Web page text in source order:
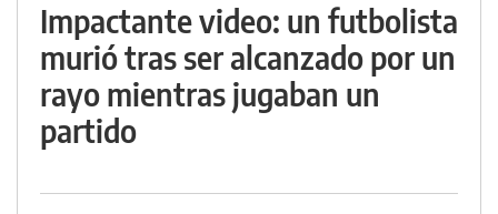
Impactante video: un futbolista
murió tras ser alcanzado por un
rayo mientras jugaban un
partido